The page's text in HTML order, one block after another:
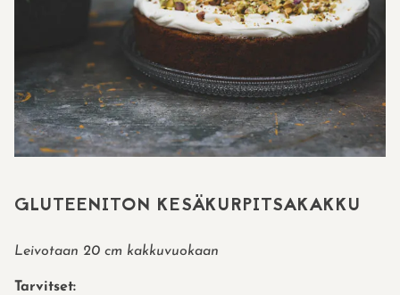
GLUTEENITON KESÄKURPITSAKAKKU
Leivotaan 20 cm kakkuvuokaan
Tarvitset: